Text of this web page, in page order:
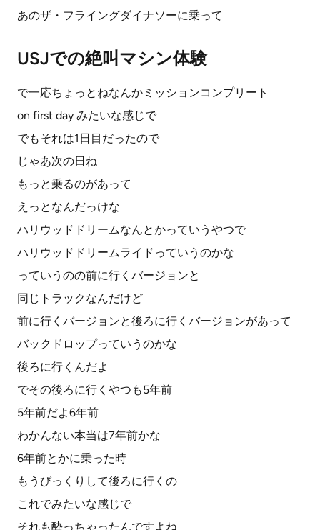
あのザ・フライングダイナソーに乗って
USJでの絶叫マシン体験
で一応ちょっとねなんかミッションコンプリート
on first day みたいな感じで
でもそれは1日目だったので
じゃあ次の日ね
もっと乗るのがあって
えっとなんだっけな
ハリウッドドリームなんとかっていうやつで
ハリウッドドリームライドっていうのかな
っていうのの前に行くバージョンと
同じトラックなんだけど
前に行くバージョンと後ろに行くバージョンがあって
バックドロップっていうのかな
後ろに行くんだよ
でその後ろに行くやつも5年前
5年前だよ6年前
わかんない本当は7年前かな
6年前とかに乗った時
もうびっくりして後ろに行くの
これでみたいな感じで
それも酔っちゃったんですよね